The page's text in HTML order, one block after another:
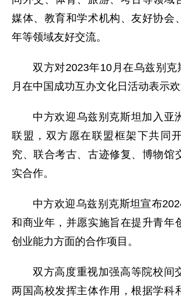
媒体、教育和学术机构、友好协会
年等领域友好交流。
双方对2023年10月在乌兹别克
月在中国成功互办文化日活动表示欢
中方欢迎乌兹别克斯坦加入亚
联盟，双方愿在联盟框架下共同
究、联合考古、古迹修复、博物馆
实合作。
中方欢迎乌兹别克斯坦宣布
和商业年，并愿实施旨在提升青年
创业能力方面的合作项目。
双方高度重视加强高等院校间
两国高校发挥主体作用，根据学科